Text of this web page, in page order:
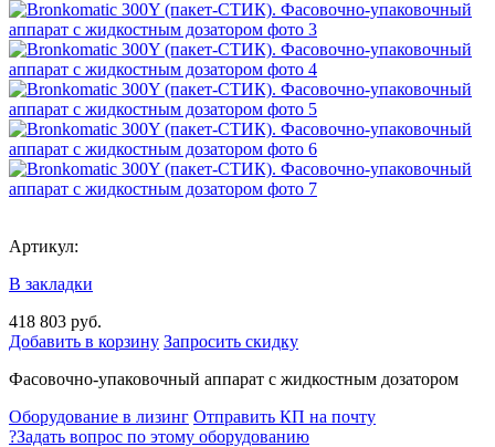
Артикул:
В закладки
418 803 руб.
Добавить в корзину Запросить скидку
Фасовочно-упаковочный аппарат с жидкостным дозатором
Оборудование в лизинг Отправить КП на почту
?Задать вопрос по этому оборудованию